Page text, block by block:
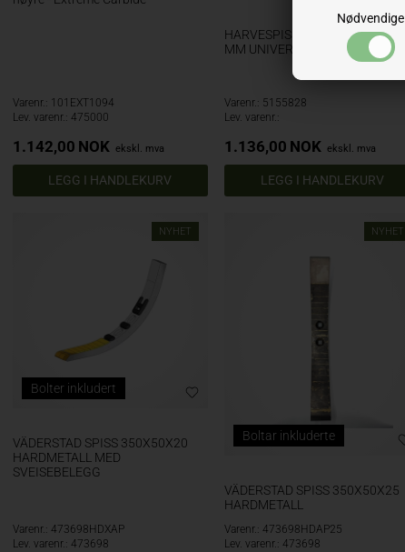
Nødvendige
Varenr.: 101EXT1094
Lev. varenr.: 475000
1.142,00 NOK ekskl. mva
HARVESPISS HARDMETALL- 50
MM UNIVERSAL
Varenr.: 5155828
Lev. varenr.:
1.136,00 NOK ekskl. mva
NYHET
Bolter inkludert
VÄDERSTAD SPISS 350X50X20
HARDMETALL MED
SVEISEBELEGG
Varenr.: 473698HDXAP
Lev. varenr.: 473698
NYHET
Boltar inkluderte
VÄDERSTAD SPISS 350X50X25
HARDMETALL
Varenr.: 473698HDAP25
Lev. varenr.: 473698